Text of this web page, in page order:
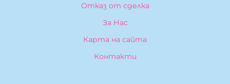
Отказ от сделка
За Нас
Карта на сайта
Контакти